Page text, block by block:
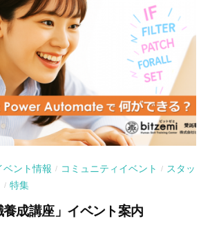
ベント情報 / コミュニティイベント / スタッ
/ 特集
養成講座」イベント案内